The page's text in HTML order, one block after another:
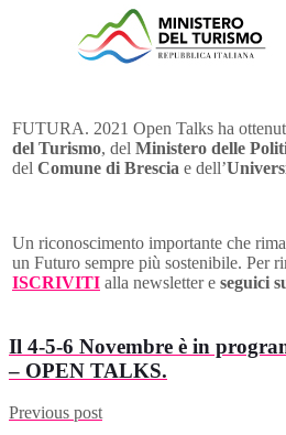
FUTURA. 2021 Open Talks ha
del Turismo, del Ministero delle
del Comune di Brescia e dell’
Un riconoscimento importante che
un Futuro sempre più sostenibile. Per
ISCRIVITI alla newsletter e seguici
Il 4-5-6 Novembre è in
– OPEN TALKS.
Previous post